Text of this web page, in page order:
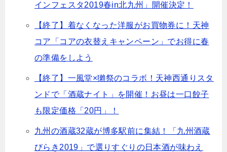
インフェスタ2019春in北九州」開催決定！
【終了】着なくなった洋服がお買物券に！天神
コア「コアの衣替えキャンペーン」でお得に春
の準備をしよう
【終了】一風堂×獺祭のコラボ！天神西通りスタ
ンドで「酒蔵ナイト」を開催！お昼は一口餃子
も限定価格「20円」！
九州の酒蔵32蔵が博多駅前に集結！「九州酒蔵
びらき2019」で選りすぐりの日本酒が味わえ